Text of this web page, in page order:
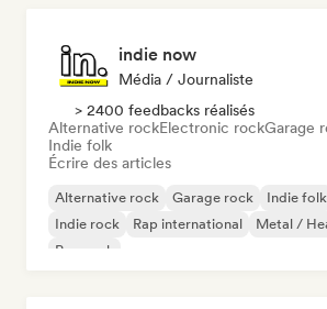
indie now
Média / Journaliste
> 2400 feedbacks réalisés
Alternative rockElectronic rockGarage
Indie folk
Écrire des articles
Alternative rock Garage rock Indie folk
Indie rock
Rap international
Metal /
Pop rock